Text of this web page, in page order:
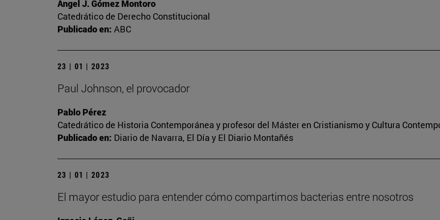
Ángel J. Gómez Montoro
Catedrático de Derecho Constitucional
Publicado en: ABC
23 | 01 | 2023
Paul Johnson, el provocador
Pablo Pérez
Catedrático de Historia Contemporánea y profesor del Máster en Cristianismo y Cultura
Publicado en: Diario de Navarra, El Día y El Diario Montañés
23 | 01 | 2023
El mayor estudio para entender cómo compartimos bacterias entre nosotros